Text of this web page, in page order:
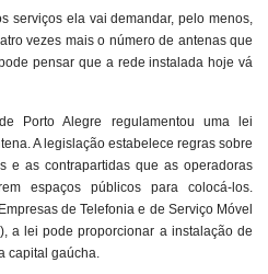
serviços ela vai demandar, pelo menos,
vezes mais o número de antenas que
pensar que a rede instalada hoje vá
Porto Alegre regulamentou uma lei
A legislação estabelece regras sobre
e as contrapartidas que as operadoras
espaços públicos para colocá-los.
de Telefonia e de Serviço Móvel
a lei pode proporcionar a instalação de
capital gaúcha.